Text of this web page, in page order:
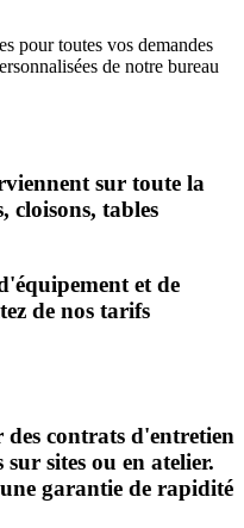
pour toutes vos demandes
de notre bureau
sur toute la
cloisons, tables
et de
de nos tarifs
contrats d'entretien
sur sites ou en atelier.
garantie de rapidité